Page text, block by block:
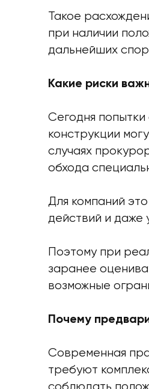
Такое
при наличии
дальнейших
Какие риски
Сегодня
конструкции
случаях
обхода
Для компаний
действий и даже
Поэтому при
заранее
возможные
Почему
Современная
требуют